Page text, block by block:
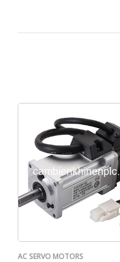
AC SERVO MOTORS